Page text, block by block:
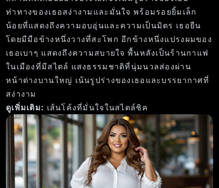
ท่าทางของเธอสง่างามและมั่นใจ พร้อมรอยยิ้มเล็ก
น้อยที่แสดงถึงความอบอุ่นและความเป็นมิตร เธอยืน
โดยมีมือข้างหนึ่งวางที่สะโพก อีกข้างหนึ่งแปรงผมของ
เธอเบาๆ แสดงถึงความสบายใจ พื้นหลังเป็นร้านกาแฟ
ในเมืองที่มีสไตล์ แสงธรรมชาติที่นุ่มนวลส่องผ่าน
หน้าต่างบานใหญ่ เน้นรูปร่างของเธอและบรรยากาศที่
สง่างาม
ดูเพิ่มเติม: เส้นโค้งที่มั่นใจในสไตล์ชิค